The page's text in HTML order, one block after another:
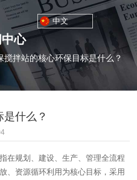
中文
心
搅拌站的核心环保目标是什么？
什么？
在规划、建设、生产、管理全流程
、资源循环利用为核心目标，采用